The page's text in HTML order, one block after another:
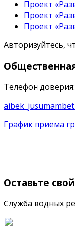
Проект
Проект
Проект
Авторизуйтесь,
Телефон доверия:
График приема
Оставьте
Служба водных